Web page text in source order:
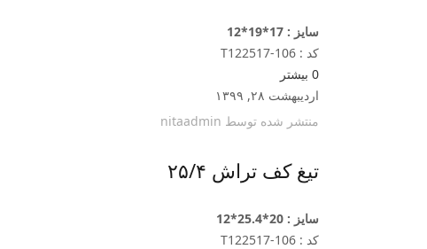
سایز : 17*19*12
کد : T122517-106
0 بیشتر
اردیبهشت ۲۸, ۱۳۹۹
منتشر شده توسط nitaadmin
تیغ کف تراش ۲۵/۴
سایز : 20*25.4*12
کد : T122517-106